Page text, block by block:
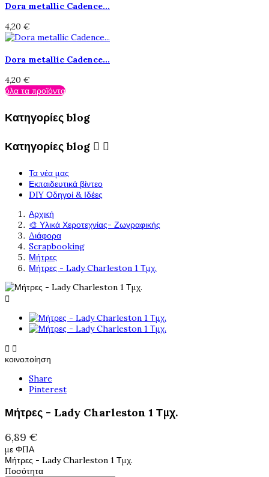
Dora metallic Cadence...
4,20 €
Dora metallic Cadence...
4,20 €
όλα τα προϊόντα
Κατηγορίες blog
Κατηγορίες blog  
Τα νέα μας
Εκπαιδευτικά βίντεο
DIY Οδηγοί & Ιδέες
Αρχική
🎨 Υλικά Χεροτεχνίας- Ζωγραφικής
Διάφορα
Scrapbooking
Μήτρες
Μήτρες - Lady Charleston 1 Τμχ.

 
κοινοποίηση
Share
Pinterest
Μήτρες - Lady Charleston 1 Τμχ.
6,89 €
με ΦΠΑ
Μήτρες - Lady Charleston 1 Τμχ.
Ποσότητα